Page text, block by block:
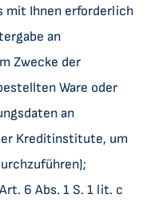
mit Ihnen erforderlich
an
Zwecke der
Ware oder
an
Kreditinstitute, um
6 Abs. 1 S. 1 lit. c